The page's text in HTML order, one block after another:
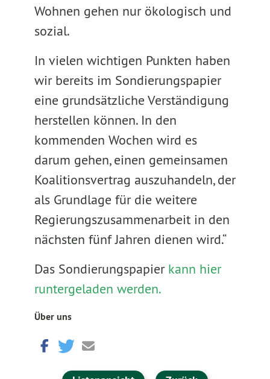
Wohnen gehen nur ökologisch und
sozial.
In vielen wichtigen Punkten haben
wir bereits im Sondierungspapier
eine grundsätzliche Verständigung
herstellen können. In den
kommenden Wochen wird es
darum gehen, einen gemeinsamen
Koalitionsvertrag auszuhandeln, der
als Grundlage für die weitere
Regierungszusammenarbeit in den
nächsten fünf Jahren dienen wird.“
Das Sondierungspapier kann hier
runtergeladen werden.
Über uns